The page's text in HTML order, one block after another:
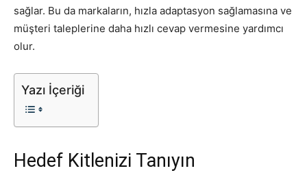
sağlar. Bu da markaların, hızla adaptasyon sağlamasına ve
müşteri taleplerine daha hızlı cevap vermesine yardımcı
olur.
Yazı İçeriği
Hedef Kitlenizi Tanıyın